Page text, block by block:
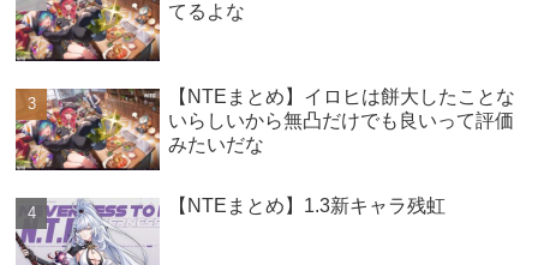
てるよな
【NTEまとめ】イロヒは餅大したことな
いらしいから無凸だけでも良いって評価
みたいだな
【NTEまとめ】1.3新キャラ残虹